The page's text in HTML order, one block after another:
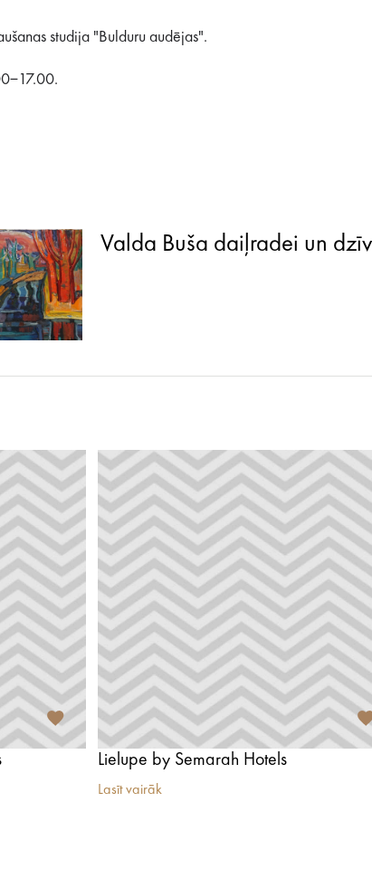
studija "Bulduru audējas".
Valda Buša daiļradei un
Lielupe by Semarah Hotels
Lasīt vairāk